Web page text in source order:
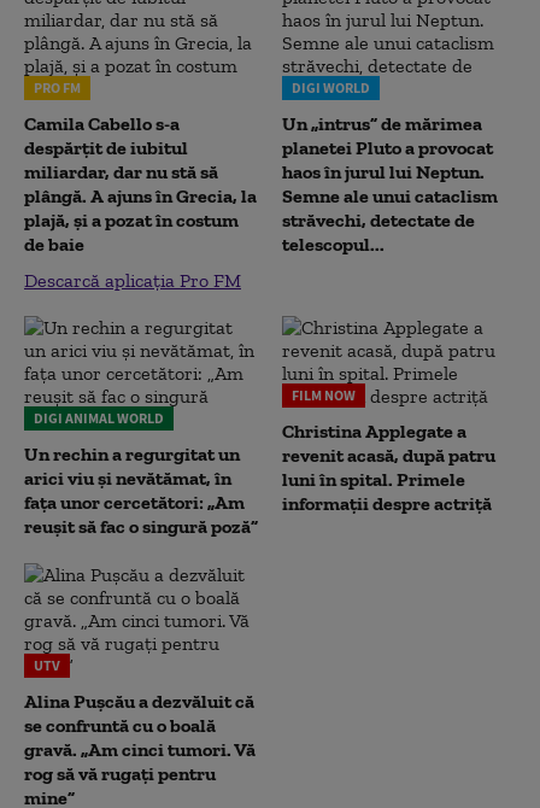
PRO FM
Camila Cabello s-a
despărțit de iubitul
miliardar, dar nu stă să
plângă. A ajuns în Grecia, la
plajă, și a pozat în costum
de baie
Descarcă aplicația Pro FM
DIGI WORLD
Un „intrus” de mărimea
planetei Pluto a provocat
haos în jurul lui Neptun.
Semne ale unui cataclism
străvechi, detectate de
telescopul...
DIGI ANIMAL WORLD
Un rechin a regurgitat un
arici viu și nevătămat, în
fața unor cercetători: „Am
reușit să fac o singură poză”
FILM NOW
Christina Applegate a
revenit acasă, după patru
luni în spital. Primele
informații despre actriță
UTV
Alina Pușcău a dezvăluit că
se confruntă cu o boală
gravă. „Am cinci tumori. Vă
rog să vă rugați pentru
mine”